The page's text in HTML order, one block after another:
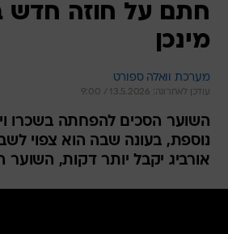
חתם על חוזה חדש
מינכן
מערכת וואלה ספורט
עודכן לאחרונה: 13.5.2026 / 9:00
השוער הסכים להפחתה בשכרו
נוספת, בעונה שבה הוא צפוי
אורביג יקבל יותר דקות,